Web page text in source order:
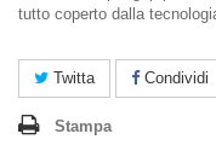
tutto coperto dalla
Twitta Condividi
Stampa